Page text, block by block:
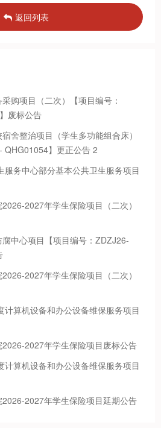
返回列表
购项目（二次）【项目编号：
废标公告
舍整治项目（学生多功能组合床）
QHG01054】更正公告 2
服务中心部分基本公共卫生服务项目
2027年学生保险项目（二次）
中心项目【项目编号：ZDZJ26-
2027年学生保险项目（二次）
算机设备和办公设备维保服务项目
2027年学生保险项目废标公告
算机设备和办公设备维保服务项目
2027年学生保险项目延期公告